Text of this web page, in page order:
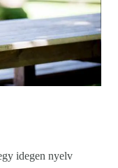
idegen nyelv